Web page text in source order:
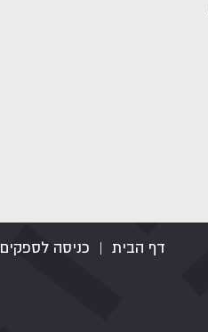
דף הבית | כניסה לספקים